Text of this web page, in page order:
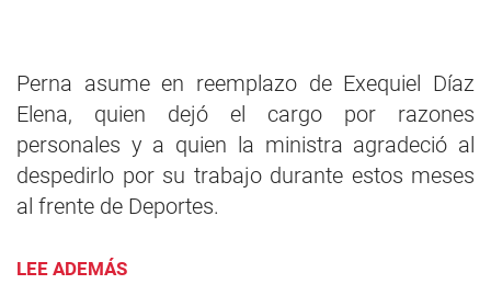
Perna asume en reemplazo de Exequiel Díaz
Elena, quien dejó el cargo por razones
personales y a quien la ministra agradeció al
despedirlo por su trabajo durante estos meses
al frente de Deportes.
LEE ADEMÁS